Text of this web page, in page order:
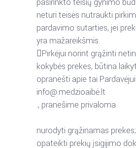
neturi teisės nutraukti
pardavimo sutarties, jei
yra mažareikšmis.
Pirkėjui norint grąžinti
kokybės prekes, būtina
opranešti apie tai Pardavėjui
info@.medzioaibė.lt
., pranešime privaloma
nurodyti grąžinamas prekes;
opateikti prekių įsigijimo